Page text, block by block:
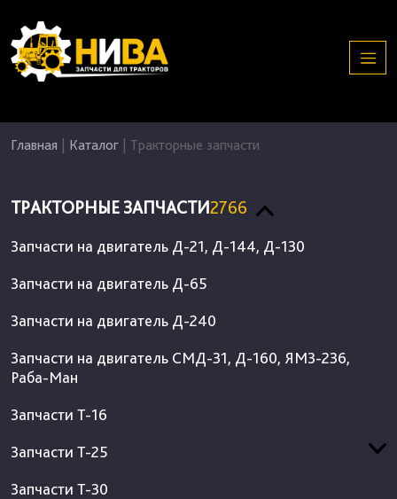
Главная Каталог Тракторные запчасти
ТРАКТОРНЫЕ ЗАПЧАСТИ2766
Запчасти на двигатель Д-21, Д-144, Д-130
Запчасти на двигатель Д-65
Запчасти на двигатель Д-240
Запчасти на двигатель СМД-31, Д-160, ЯМЗ-236,
Раба-Ман
Запчасти Т-16
Запчасти Т-25
Запчасти Т-30